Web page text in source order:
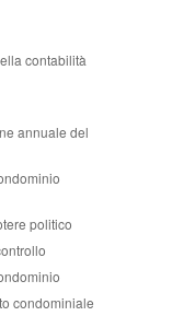
contabilità
annuale del
politico
condominiale